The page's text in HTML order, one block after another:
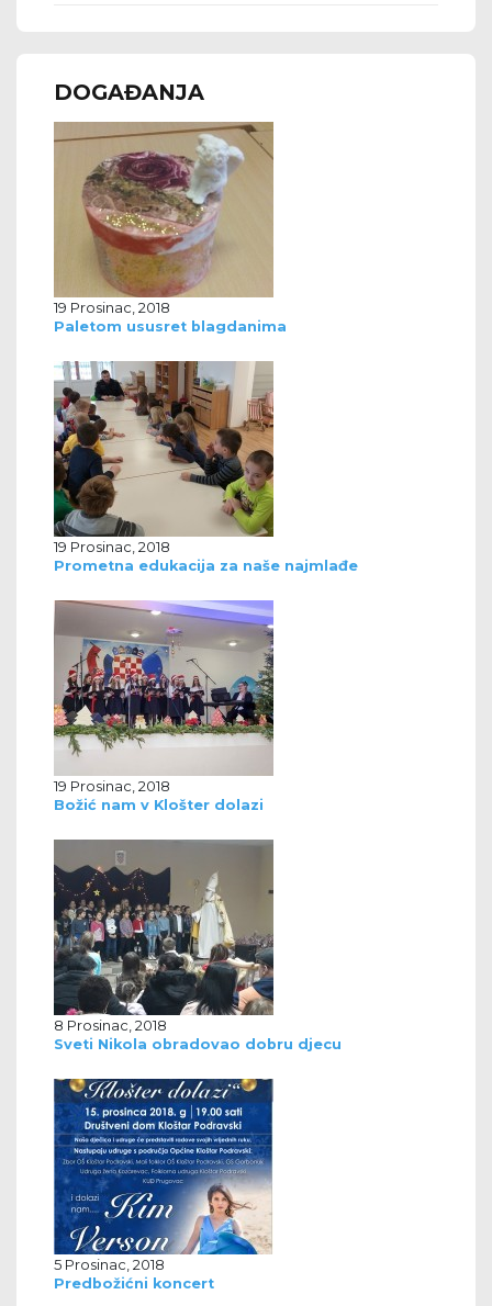
DOGAĐANJA
19 Prosinac, 2018
Paletom ususret blagdanima
19 Prosinac, 2018
Prometna edukacija za naše najmlađe
19 Prosinac, 2018
Božić nam v Klošter dolazi
8 Prosinac, 2018
Sveti Nikola obradovao dobru djecu
5 Prosinac, 2018
Predbožićni koncert